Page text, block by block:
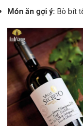
Món ăn gợi ý: Bò bít